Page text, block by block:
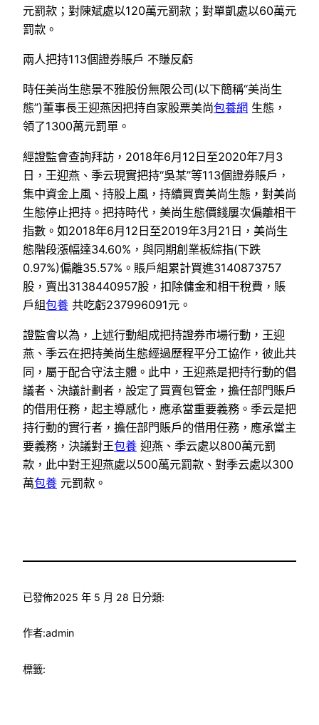
元罰款；對陳斌處以120萬元罰款；對單凱處以60萬元
罰款。
兩人把持113個證券賬戶 不賺反虧
時任美尚生態景不雅股份無限公司(以下簡稱“美尚生
態”)董事長王迎燕因把持自家股票美尚包養網 生態，
領了1300萬元罰單。
經證監會查詢拜訪，2018年6月12日至2020年7月3
日，王迎燕、季云現實把持“吳某”等113個證券賬戶，
集中資金上風、持股上風，持續買賣美尚生態，對美尚
生態停止把持。把持時代，美尚生態價錢屢次偏離相干
指數。如2018年6月12日至2019年3月21日，美尚生
態階段漲幅達34.60%，與同期創業板綜指(下跌
0.97%)偏離35.57%。賬戶組累計買進3140873757
股，賣出3138440957股，扣除傭金和相干稅費，賬
戶組包養 共吃虧237996091元。
證監會以為，上述行動組成把持證券市場行動，王迎
燕、季云在把持美尚生態經過歷程平分工協作，彼此共
同，屬于配合守法主體。此中，王迎燕是把持行動的倡
議者、決議計劃者，設定了買賣包管金，擔任部門賬戶
的借用任務，起主導感化，應承當重要義務。季云是把
持行動的實行者，擔任部門賬戶的借用任務，應承當主
要義務，決議對王包養 迎燕、季云處以800萬元罰
款，此中對王迎燕處以500萬元罰款、對季云處以300
萬包養 元罰款。
已發佈2025 年 5 月 28 日分類:
作者:admin
標籤: